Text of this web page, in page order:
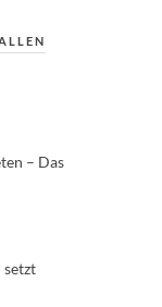
– Das
setzt